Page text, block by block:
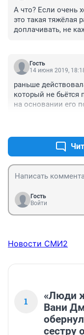
А что? Если очень
это такая тяжёлая
доплачивать, не
Гость
14 июня 2019,
раньше
который не бьётся
на основании его
прокатывает.
нашей "илитки"?
Гость
Войти
Новости СМИ2
1
«Люди
Вани
сестру